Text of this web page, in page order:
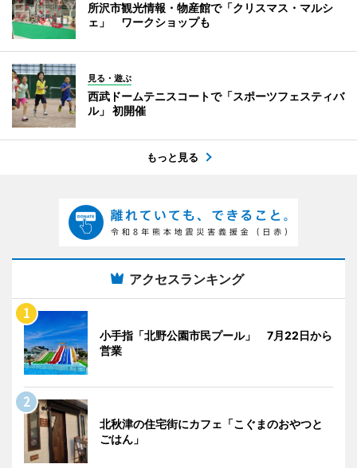
所沢市観光情報・物産館で「クリスマス・マルシ
ェ」 ワークショップも
見る・遊ぶ
西武ドームテニスコートで「スポーツフェスティバ
ル」 初開催
もっと見る
アクセスランキング
小手指「北野公園市民プール」 7月22日から
営業
北秋津の住宅街にカフェ「こぐまのおやつと
ごはん」